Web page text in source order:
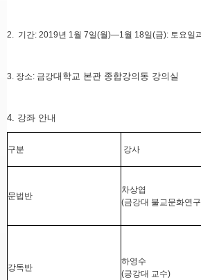
2. 기간: 2019년 1월 7일(월)―1월 18일(금): 토요일
3. 장소: 금강대학교 본관 종합강의동 강의실
4. 강좌 안내
구분 강사
문법반
차상엽
(금강대 불교문화연
강독반
하영수
(긍강대 교수)